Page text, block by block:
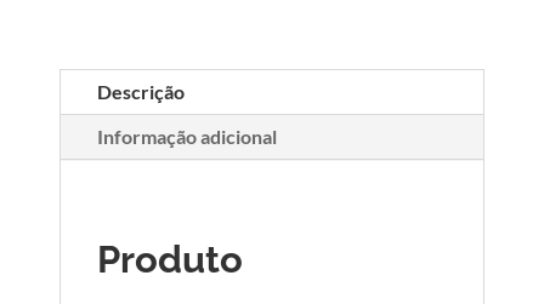
Descrição
Informação adicional
Produto